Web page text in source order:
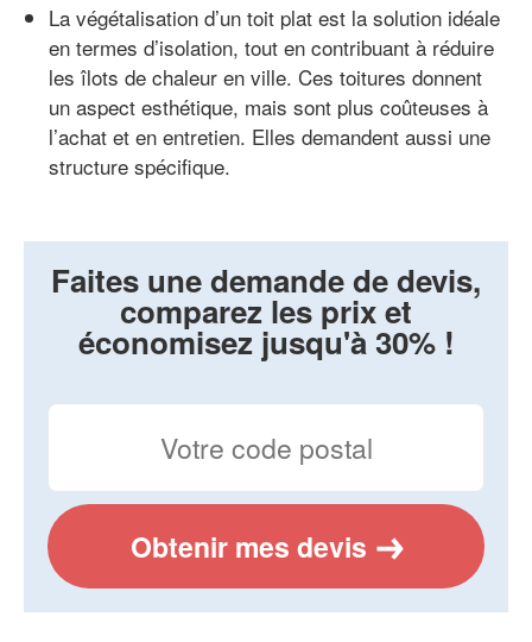
La végétalisation d’un toit plat est la solution idéale
en termes d’isolation, tout en contribuant à réduire
les îlots de chaleur en ville. Ces toitures donnent
un aspect esthétique, mais sont plus coûteuses à
l’achat et en entretien. Elles demandent aussi une
structure spécifique.
Faites une demande de devis,
comparez les prix et
économisez jusqu'à 30% !
Obtenir mes devis